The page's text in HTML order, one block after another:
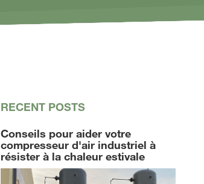
RECENT POSTS
Conseils pour aider votre
compresseur d'air industriel à
résister à la chaleur estivale